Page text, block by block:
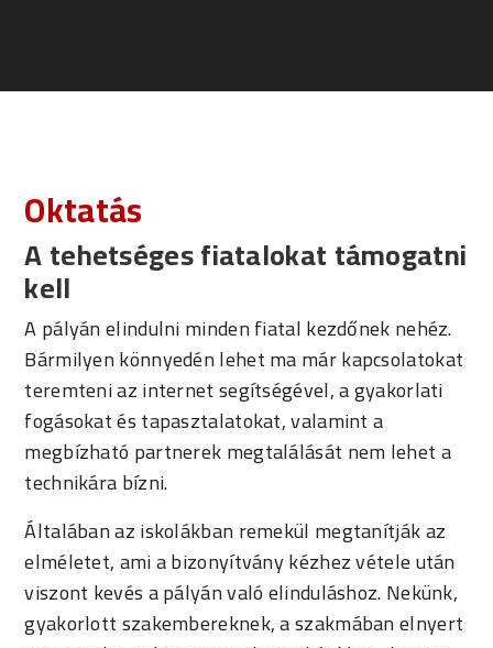
Oktatás
A tehetséges fiatalokat támogatni
kell
A pályán elindulni minden fiatal kezdőnek nehéz.
Bármilyen könnyedén lehet ma már kapcsolatokat
teremteni az internet segítségével, a gyakorlati
fogásokat és tapasztalatokat, valamint a
megbízható partnerek megtalálását nem lehet a
technikára bízni.
Általában az iskolákban remekül megtanítják az
elméletet, ami a bizonyítvány kézhez vétele után
viszont kevés a pályán való elinduláshoz. Nekünk,
gyakorlott szakembereknek, a szakmában elnyert